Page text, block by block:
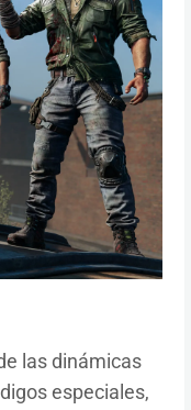
las dinámicas
especiales,